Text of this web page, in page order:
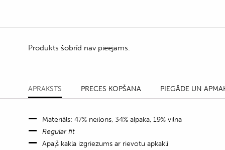
Produkts šobrīd nav pieejams.
APRAKSTS PRECES KOPŠANA PIEGĀDE UN
Materiāls: 47% neilons, 34% alpaka, 19% vilna
Regular fit
Apaļš kakla izgriezums ar rievotu apkakli